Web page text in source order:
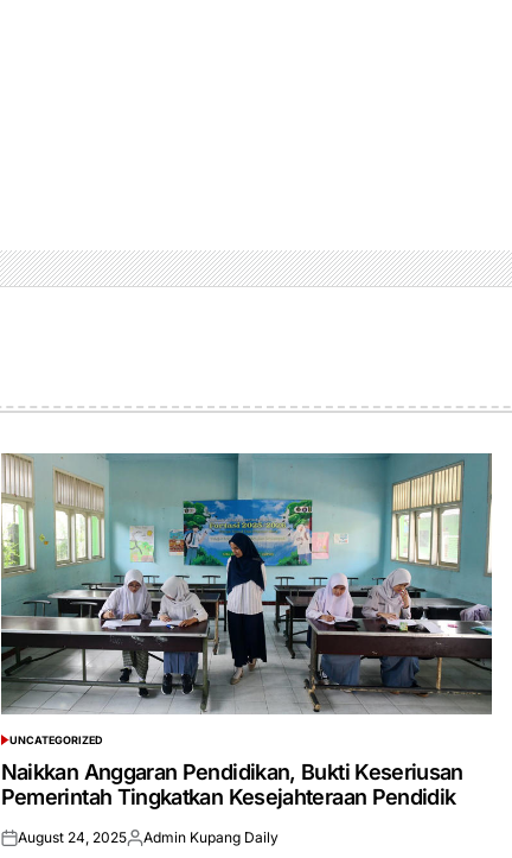
POSTED
IN
UNCATEGORIZED
Naikkan Anggaran Pendidikan, Bukti Keseriusan
Pemerintah Tingkatkan Kesejahteraan Pendidik
Posted
August 24, 2025Posted
Admin Kupang Daily